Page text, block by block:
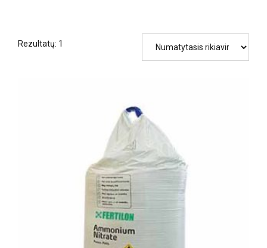
Rezultatų: 1